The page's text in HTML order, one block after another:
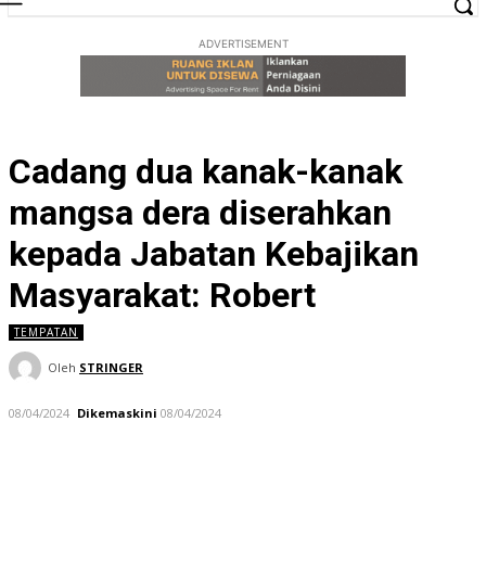
ADVERTISEMENT
Cadang dua kanak-kanak
mangsa dera diserahkan
kepada Jabatan Kebajikan
Masyarakat: Robert
TEMPATAN
Oleh STRINGER
08/04/2024 Dikemaskini 08/04/2024